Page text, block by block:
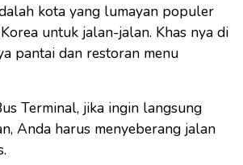
kota yang lumayan populer
untuk jalan-jalan. Khas nya di
pantai dan restoran menu
Terminal, jika ingin langsung
Anda harus menyeberang jalan